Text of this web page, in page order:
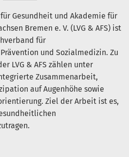
Gesundheit und Akademie für
Bremen e. V. (LVG & AFS) ist
für
und Sozialmedizin. Zu
LVG & AFS zählen unter
Zusammenarbeit,
auf Augenhöhe sowie
Ziel der Arbeit ist es,